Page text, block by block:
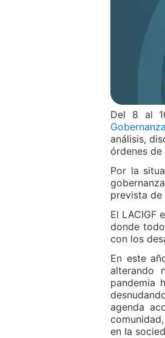
Del 8 al
análisis,
órdenes de
Por la
prevista de
El LACIGF
donde
con los
En este
alterando
pandemia
agenda
en Ia